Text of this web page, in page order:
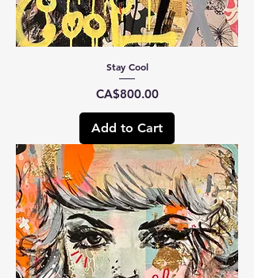
Stay Cool
Price
CA$800.00
Add to Cart